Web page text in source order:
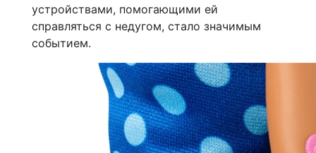
устройствами, помогающими ей
справляться с недугом, стало значимым
событием.